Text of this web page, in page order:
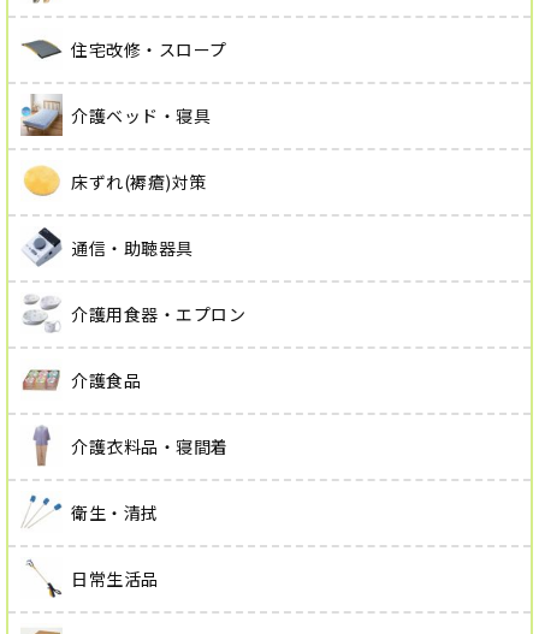
住宅改修・スロープ
介護ベッド・寝具
床ずれ(褥瘡)対策
通信・助聴器具
介護用食器・エプロン
介護食品
介護衣料品・寝間着
衛生・清拭
日常生活品